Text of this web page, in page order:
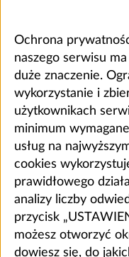
Ochrona
naszego serwisu
duże znaczenie.
wykorzystanie i
użytkownikach
minimum
usług na
cookies
prawidłowego
analizy liczby
przycisk
możesz otworzyć
dowiesz się, do